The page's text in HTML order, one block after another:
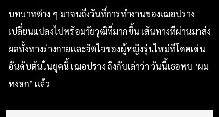
บทบาทต่าง ๆ มาจนถึงวันที่การทำงานของเฌอปราง
เปลี่ยนแปลงไปพร้อมวัยวุฒิที่มากขึ้น เส้นทางที่ผ่านมาส่ง
ผลทั้งทางร่างกายและจิตใจของผู้หญิงรุ่นใหม่ที่โดดเด่น
อันดับต้นในยุคนี้ เฌอปราง ถึงกับเล่าว่า วันนี้เธอพบ ‘ผม
หงอก’ แล้ว